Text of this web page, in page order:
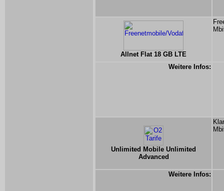
Allnet Flat 18 GB LTE
Weitere Infos:
Unlimited Mobile Unlimited
Advanced
Weitere Infos: